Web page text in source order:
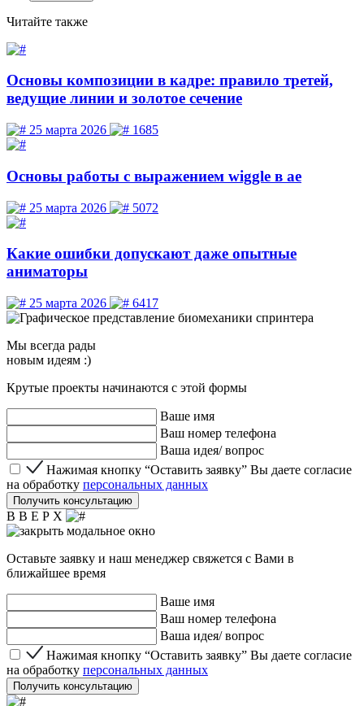
Читайте также
Основы композиции в кадре: правило третей,
ведущие линии и золотое сечение
25 марта 2026 1685
Основы работы с выражением wiggle в ae
25 марта 2026 5072
Какие ошибки допускают даже опытные
аниматоры
25 марта 2026 6417
Мы всегда рады
новым идеям :)
Крутые проекты начинаются с этой формы
Ваше имя
Ваш номер телефона
Ваша идея/ вопрос
Нажимая кнопку “Оставить заявку” Вы даете согласие
Нажимая кнопку “Оставить заявку” Вы даете согласие
на обработку персональных данных
Получить консультацию
В В Е Р Х
Оставьте заявку и наш менеджер свяжется с Вами в
ближайшее время
Ваше имя
Ваш номер телефона
Ваша идея/ вопрос
Нажимая кнопку “Оставить заявку” Вы даете согласие
Нажимая кнопку “Оставить заявку” Вы даете согласие
на обработку персональных данных
Получить консультацию